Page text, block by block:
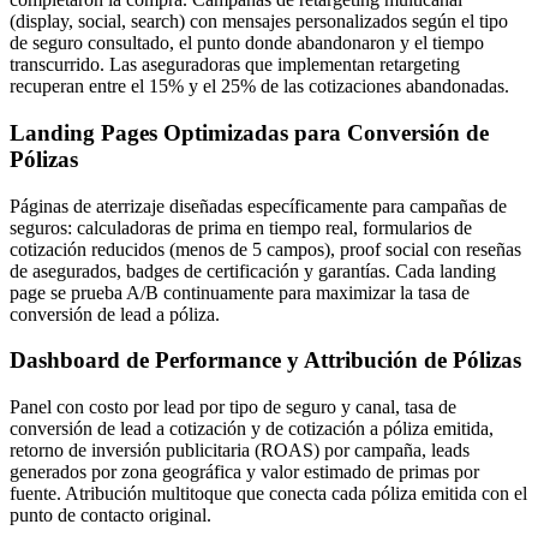
(display, social, search) con mensajes personalizados según el tipo
de seguro consultado, el punto donde abandonaron y el tiempo
transcurrido. Las aseguradoras que implementan retargeting
recuperan entre el 15% y el 25% de las cotizaciones abandonadas.
Landing Pages Optimizadas para Conversión de
Pólizas
Páginas de aterrizaje diseñadas específicamente para campañas de
seguros: calculadoras de prima en tiempo real, formularios de
cotización reducidos (menos de 5 campos), proof social con reseñas
de asegurados, badges de certificación y garantías. Cada landing
page se prueba A/B continuamente para maximizar la tasa de
conversión de lead a póliza.
Dashboard de Performance y Attribución de Pólizas
Panel con costo por lead por tipo de seguro y canal, tasa de
conversión de lead a cotización y de cotización a póliza emitida,
retorno de inversión publicitaria (ROAS) por campaña, leads
generados por zona geográfica y valor estimado de primas por
fuente. Atribución multitoque que conecta cada póliza emitida con el
punto de contacto original.